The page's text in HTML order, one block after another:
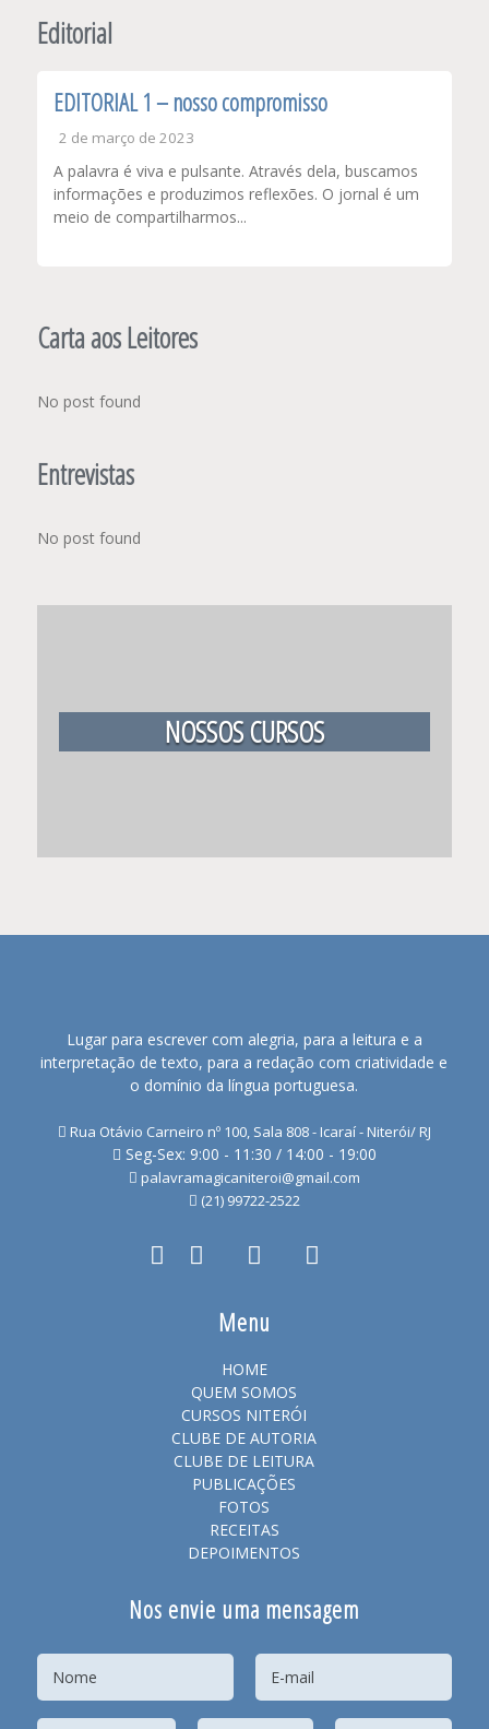
Editorial
EDITORIAL 1 – nosso compromisso
2 de março de 2023
A palavra é viva e pulsante. Através dela, buscamos
informações e produzimos reflexões. O jornal é um
meio de compartilharmos...
Carta aos Leitores
No post found
Entrevistas
No post found
NOSSOS CURSOS
Lugar para escrever com alegria, para a leitura e a
interpretação de texto, para a redação com criatividade e
o domínio da língua portuguesa.
Rua Otávio Carneiro nº 100, Sala 808 - Icaraí - Niterói/ RJ
Seg-Sex: 9:00 - 11:30 / 14:00 - 19:00
palavramagicaniteroi@gmail.com
(21) 99722-2522
Menu
HOME
QUEM SOMOS
CURSOS NITERÓI
CLUBE DE AUTORIA
CLUBE DE LEITURA
PUBLICAÇÕES
FOTOS
RECEITAS
DEPOIMENTOS
Nos envie uma mensagem